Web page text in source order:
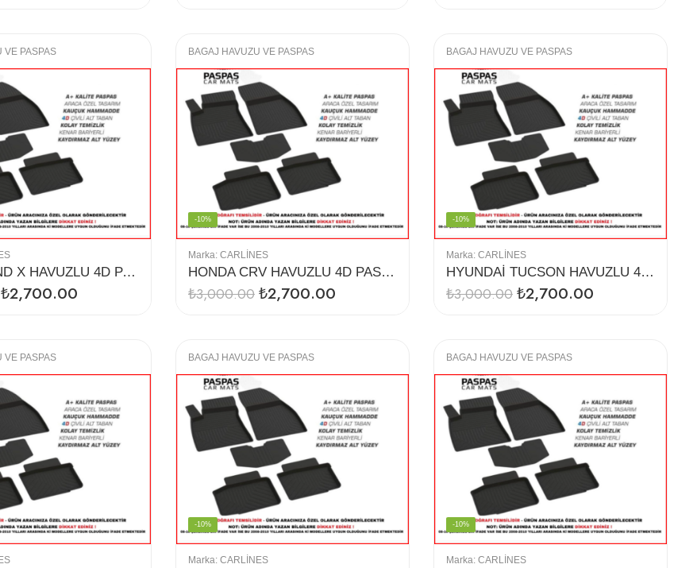
VE PASPAS
GRANDLAND X HAVUZLU 4D PASPAS
₺2,700.00
BAGAJ HAVUZU VE PASPAS
Marka: CARLINES
HONDA CRV HAVUZLU 4D PASPAS (2013-2019)
-10%
₺3,000.00₺2,700.00
BAGAJ HAVUZU VE PASPAS
Marka: CARLINES
HYUNDAİ TUCSON HAVUZLU 4D PASPAS (2019)
-10%
₺3,000.00₺2,700.00
VE PASPAS BAGAJ HAVUZU VE PASPAS
Marka: CARLINES
-10%
BAGAJ HAVUZU VE PASPAS
Marka: CARLINES
-10%